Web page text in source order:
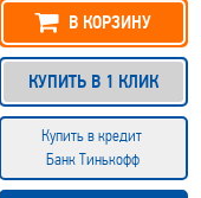
В КОРЗИНУ
КУПИТЬ В 1 КЛИК
Купить в кредит
Банк Тинькофф